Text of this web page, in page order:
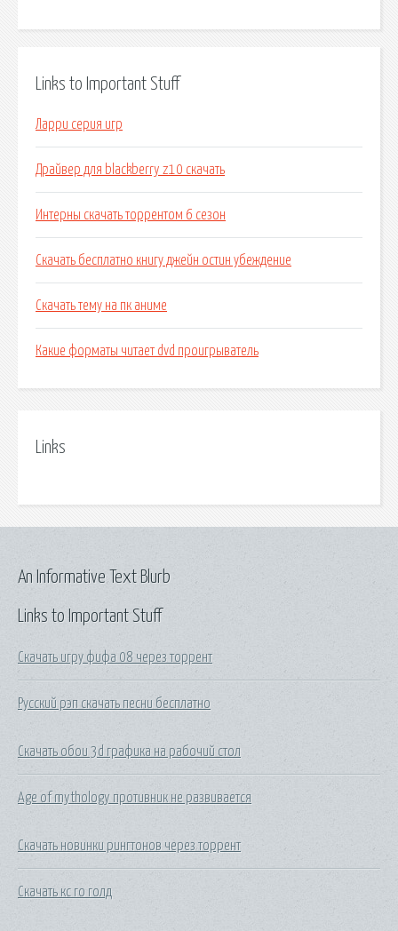
Links to Important Stuff
Ларри серия игр
Драйвер для blackberry z10 скачать
Интерны скачать торрентом 6 сезон
Скачать бесплатно книгу джейн остин убеждение
Скачать тему на пк аниме
Какие форматы читает dvd проигрыватель
Links
Links to Important Stuff
Скачать игру фифа 08 через торрент
Русский рэп скачать песни бесплатно
Скачать обои 3d графика на рабочий стол
Age of mythology противник не развивается
Скачать новинки рингтонов через торрент
Скачать кс го голд
An Informative Text Blurb